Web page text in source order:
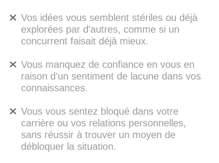
Vos idées vous semblent stériles ou déjà
explorées par d'autres, comme si un
concurrent faisait déjà mieux.
Vous manquez de confiance en vous en
raison d'un sentiment de lacune dans vos
connaissances.
Vous vous sentez bloqué dans votre
carrière ou vos relations personnelles,
sans réussir à trouver un moyen de
débloquer la situation.